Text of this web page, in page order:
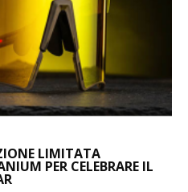
LIMITATA
PER CELEBRARE IL